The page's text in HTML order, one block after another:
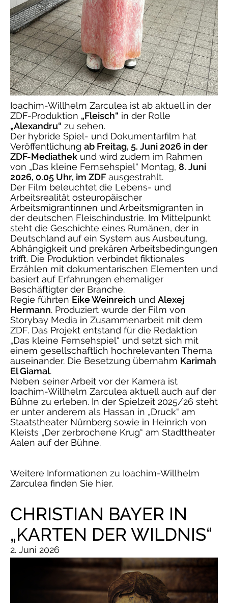
Ioachim-Willhelm Zarculea ist ab aktuell in der
ZDF-Produktion „Fleisch“ in der Rolle
„Alexandru“ zu sehen.
Der hybride Spiel- und Dokumentarfilm hat
Veröffentlichung ab Freitag, 5. Juni 2026 in der
ZDF-Mediathek und wird zudem im Rahmen
von „Das kleine Fernsehspiel“ Montag, 8. Juni
2026, 0.05 Uhr, im ZDF ausgestrahlt.
Der Film beleuchtet die Lebens- und
Arbeitsrealität osteuropäischer
Arbeitsmigrantinnen und Arbeitsmigranten in
der deutschen Fleischindustrie. Im Mittelpunkt
steht die Geschichte eines Rumänen, der in
Deutschland auf ein System aus Ausbeutung,
Abhängigkeit und prekären Arbeitsbedingungen
trifft. Die Produktion verbindet fiktionales
Erzählen mit dokumentarischen Elementen und
basiert auf Erfahrungen ehemaliger
Beschäftigter der Branche.
Regie führten Eike Weinreich und Alexej
Hermann. Produziert wurde der Film von
Storybay Media in Zusammenarbeit mit dem
ZDF. Das Projekt entstand für die Redaktion
„Das kleine Fernsehspiel“ und setzt sich mit
einem gesellschaftlich hochrelevanten Thema
auseinander. Die Besetzung übernahm Karimah
El Giamal.
Neben seiner Arbeit vor der Kamera ist
Ioachim-Willhelm Zarculea aktuell auch auf der
Bühne zu erleben. In der Spielzeit 2025/26 steht
er unter anderem als Hassan in „Druck“ am
Staatstheater Nürnberg sowie in Heinrich von
Kleists „Der zerbrochene Krug“ am Stadttheater
Aalen auf der Bühne.
Weitere Informationen zu Ioachim-Willhelm
Zarculea finden Sie hier.
CHRISTIAN BAYER IN
„KARTEN DER WILDNIS“
2. Juni 2026